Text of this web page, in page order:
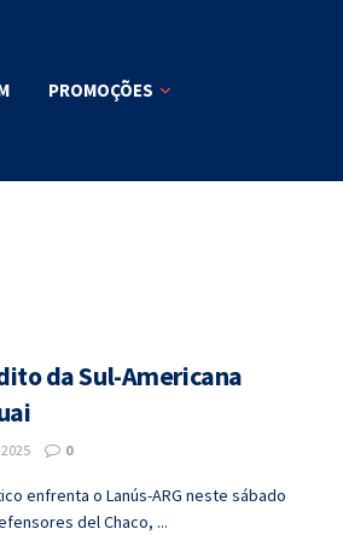
PROMOÇÕES
da Sul-Americana
0
enfrenta o Lanús-ARG neste sábado
del Chaco, ...